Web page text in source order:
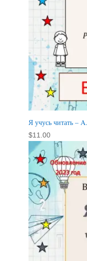
Я учусь читать –
$11.00